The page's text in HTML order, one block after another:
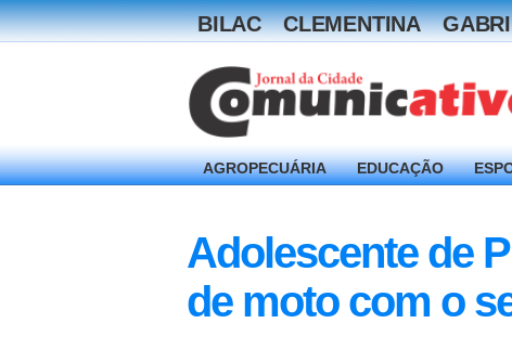
BILAC CLEMENTINA
AGROPECUÁRIA EDUCAÇÃO
Adolescente de
de moto com o